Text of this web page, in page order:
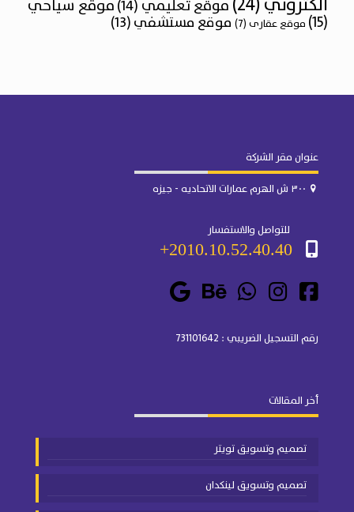
موقع تعليمي (14) موقع سياحي
(15) موقع عقارى (7) موقع مستشفي(13)
عنوان مقر الشركة
للتواصل والاستفسار
2010.10.52.40.40+
رقم التسجيل الضريبي : 731101642
أخر المقالات
تصميم وتسويق تويتر
تصميم وتسويق لينكدان